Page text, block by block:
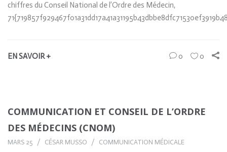
chiffres du Conseil National de l’Ordre des Médecin,
EN SAVOIR + 0 0
COMMUNICATION ET CONSEIL DE L’ORDRE
DES MÉDECINS (CNOM)
MARS 25 CÉSAR MUSSO COMMUNICATION MÉDICALE